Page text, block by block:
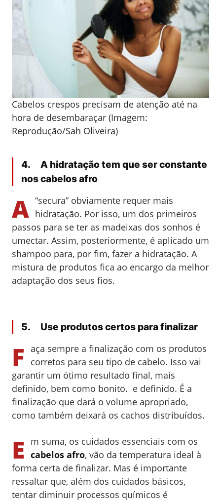
Cabelos crespos precisam de atenção até na
hora de desembaraçar (Imagem:
Reprodução/Sah Oliveira)
4. A hidratação tem que ser constante
nos cabelos afro
A “secura” obviamente requer mais
hidratação. Por isso, um dos primeiros
passos para se ter as madeixas dos sonhos é
umectar. Assim, posteriormente, é aplicado um
shampoo para, por fim, fazer a hidratação. A
mistura de produtos fica ao encargo da melhor
adaptação dos seus fios.
5. Use produtos certos para finalizar
F aça sempre a finalização com os produtos
corretos para seu tipo de cabelo. Isso vai
garantir um ótimo resultado final, mais
definido, bem como bonito. e definido. É a
finalização que dará o volume apropriado,
como também deixará os cachos distribuídos.
E
m suma, os cuidados essenciais com os
cabelos afro, vão da temperatura ideal à
forma certa de finalizar. Mas é importante
ressaltar que, além dos cuidados básicos,
tentar diminuir processos químicos é